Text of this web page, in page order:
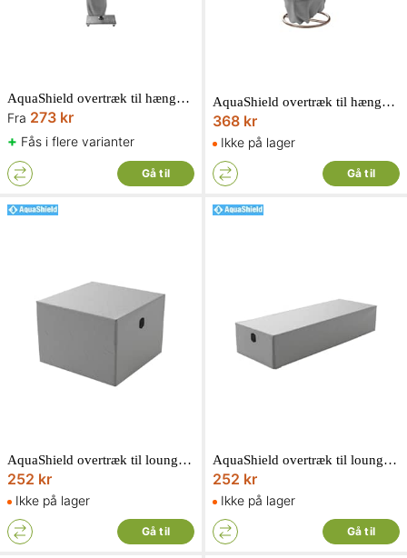
AquaShield overtræk til hængeparasol
Fra 273 kr
+ Fås i flere varianter
Gå til
AquaShield overtræk til hængestol Ø100 x H200 cm
368 kr
Ikke på lager
Gå til
AquaShield overtræk til loungestol 90 x 90 x H70 cm
252 kr
Ikke på lager
Gå til
AquaShield overtræk til loungeseng/solseng 210 x 75 x H40 cm
252 kr
Ikke på lager
Gå til